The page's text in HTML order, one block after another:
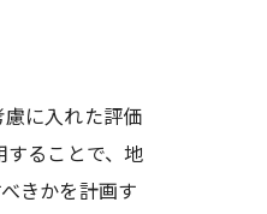
に入れた評価
することで、地
きかを計画す